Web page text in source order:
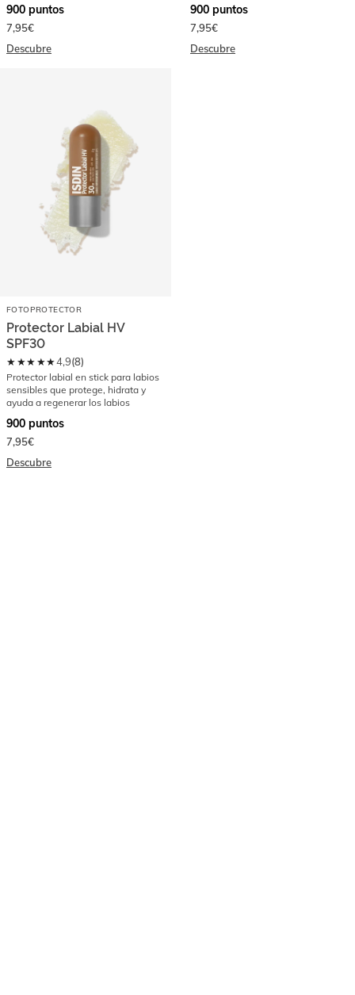
900 puntos
7,95€
Descubre
900 puntos
7,95€
Descubre
FOTOPROTECTOR
Protector Labial HV
SPF30
★★★★★4,9(8)
Protector labial en stick para labios
sensibles que protege, hidrata y
ayuda a regenerar los labios
900 puntos
7,95€
Descubre